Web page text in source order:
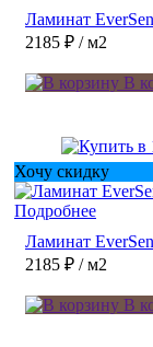
Ламинат
2185 ₽ / м2
В
Хочу скидку
Подробнее
Ламинат
2185 ₽ / м2
В